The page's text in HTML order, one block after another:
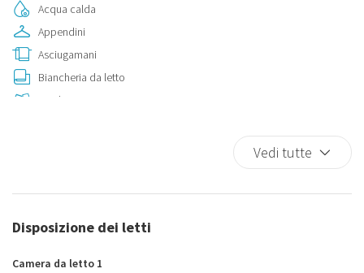
Acqua calda
Appendini
Asciugamani
Biancheria da letto
Bicchieri
Doccia
Fornelli
Forno
Vedi tutte
Disposizione dei letti
Camera da letto 1